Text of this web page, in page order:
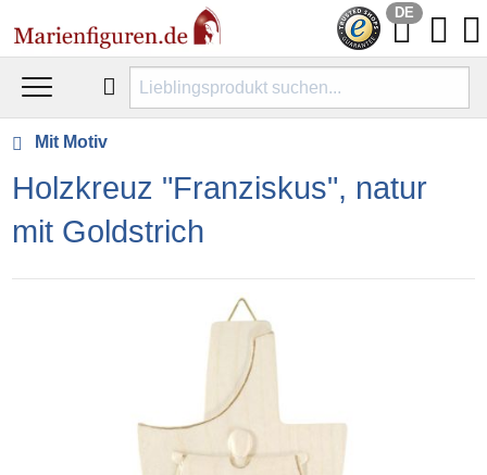
DE
Mit Motiv
Holzkreuz "Franziskus", natur
mit Goldstrich